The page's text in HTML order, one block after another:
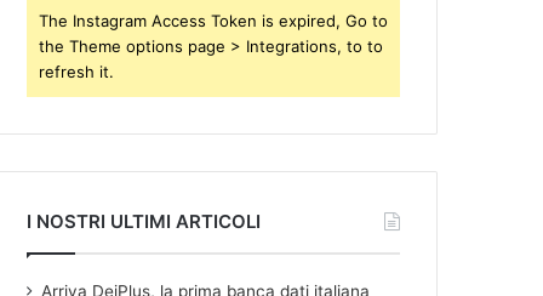
The Instagram Access Token is expired, Go to
the Theme options page > Integrations, to to
refresh it.
I NOSTRI ULTIMI ARTICOLI
Arriva DeiPlus, la prima banca dati italiana